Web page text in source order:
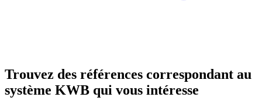
Trouvez des références correspondant au
système KWB qui vous intéresse